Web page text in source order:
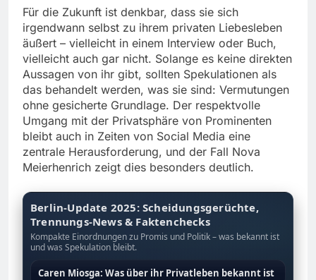
Für die Zukunft ist denkbar, dass sie sich
irgendwann selbst zu ihrem privaten Liebesleben
äußert – vielleicht in einem Interview oder Buch,
vielleicht auch gar nicht. Solange es keine direkten
Aussagen von ihr gibt, sollten Spekulationen als
das behandelt werden, was sie sind: Vermutungen
ohne gesicherte Grundlage. Der respektvolle
Umgang mit der Privatsphäre von Prominenten
bleibt auch in Zeiten von Social Media eine
zentrale Herausforderung, und der Fall Nova
Meierhenrich zeigt dies besonders deutlich.
Berlin-Update 2025: Scheidungsgerüchte,
Trennungs-News & Faktenchecks
Kompakte Einordnungen zu Promis und Politik – was bekannt ist
und was Spekulation bleibt.
Caren Miosga: Was über ihr Privatleben bekannt ist